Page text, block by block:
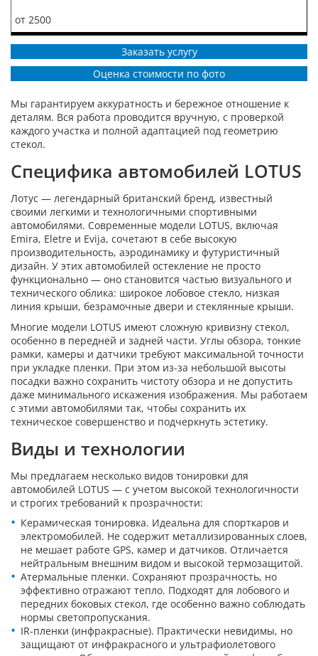
от 2500
Заказать услугу
Оценка стоимости по фото
Мы гарантируем аккуратность и бережное отношение к
деталям. Вся работа проводится вручную, с проверкой
каждого участка и полной адаптацией под геометрию
стекол.
Специфика автомобилей LOTUS
Лотус — легендарный британский бренд, известный
своими легкими и технологичными спортивными
автомобилями. Современные модели LOTUS, включая
Emira, Eletre и Evija, сочетают в себе высокую
производительность, аэродинамику и футуристичный
дизайн. У этих автомобилей остекление не просто
функционально — оно становится частью визуального и
технического облика: широкое лобовое стекло, низкая
линия крыши, безрамочные двери и стеклянные крыши.
Многие модели LOTUS имеют сложную кривизну стекол,
особенно в передней и задней части. Углы обзора, тонкие
рамки, камеры и датчики требуют максимальной точности
при укладке пленки. При этом из-за небольшой высоты
посадки важно сохранить чистоту обзора и не допустить
даже минимального искажения изображения. Мы работаем
с этими автомобилями так, чтобы сохранить их
техническое совершенство и подчеркнуть эстетику.
Виды и технологии
Мы предлагаем несколько видов тонировки для
автомобилей LOTUS — с учетом высокой технологичности
и строгих требований к прозрачности:
Керамическая тонировка. Идеальна для спорткаров и
электромобилей. Не содержит металлизированных слоев,
не мешает работе GPS, камер и датчиков. Отличается
нейтральным внешним видом и высокой термозащитой.
Атермальные пленки. Сохраняют прозрачность, но
эффективно отражают тепло. Подходят для лобового и
передних боковых стекол, где особенно важно соблюдать
нормы светопропускания.
IR-пленки (инфракрасные). Практически невидимы, но
защищают от инфракрасного и ультрафиолетового